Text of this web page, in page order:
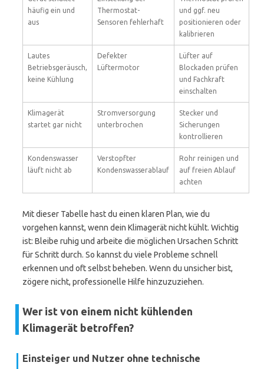
häufig ein und
aus
Thermostat-
Sensoren fehlerhaft
und ggf. neu
positionieren oder
kalibrieren
Lautes
Betriebsgeräusch,
keine Kühlung
Defekter
Lüftermotor
Lüfter auf
Blockaden prüfen
und Fachkraft
einschalten
Klimagerät
startet gar nicht
Stromversorgung
unterbrochen
Stecker und
Sicherungen
kontrollieren
Kondenswasser
läuft nicht ab
Verstopfter
Kondenswasserablauf
Rohr reinigen und
auf freien Ablauf
achten
Mit dieser Tabelle hast du einen klaren Plan, wie du
vorgehen kannst, wenn dein Klimagerät nicht kühlt. Wichtig
ist: Bleibe ruhig und arbeite die möglichen Ursachen Schritt
für Schritt durch. So kannst du viele Probleme schnell
erkennen und oft selbst beheben. Wenn du unsicher bist,
zögere nicht, professionelle Hilfe hinzuzuziehen.
Wer ist von einem nicht kühlenden
Klimagerät betroffen?
Einsteiger und Nutzer ohne technische